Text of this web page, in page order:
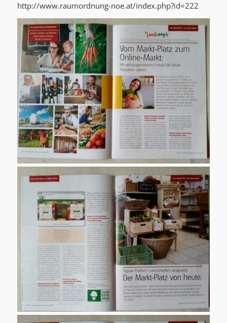
http://www.raumordnung-noe.at/index.php?id=222